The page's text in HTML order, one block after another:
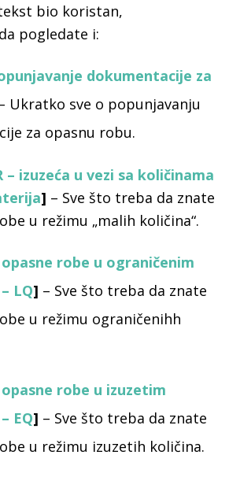
bio koristan,
pogledate i:
dokumentacije za
Ukratko sve o popunjavanju
za opasnu robu.
– izuzeća u vezi sa količinama
] – Sve što treba da znate
u režimu „malih količina“.
robe u ograničenim
LQ] – Sve što treba da znate
u režimu ograničenihh
robe u izuzetim
EQ] – Sve što treba da znate
u režimu izuzetih količina.